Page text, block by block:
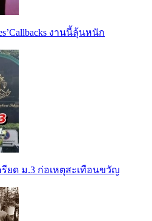
งานนี้ลุ้นหนัก
ยด ม.3 ก่อเหตุสะเทือนขวัญ